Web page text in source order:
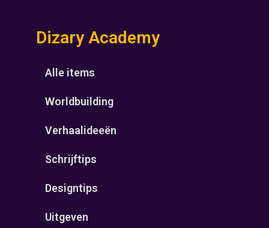
Dizary Academy
Alle items
Worldbuilding
Verhaalideeën
Schrijftips
Designtips
Uitgeven